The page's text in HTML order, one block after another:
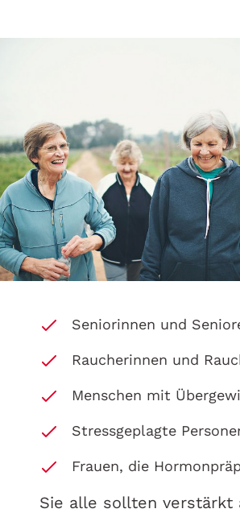
Seniorinnen und
Raucherinnen und
Menschen mit
Stressgeplagte
Frauen, die
Sie alle sollten verstärkt